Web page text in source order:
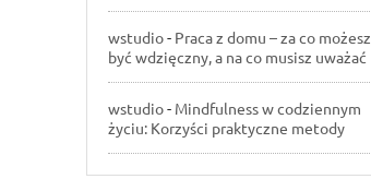
wstudio- Praca z domu – za co możesz
być wdzięczny, a na co musisz uważać
wstudio- Mindfulness w codziennym
życiu: Korzyści praktyczne metody